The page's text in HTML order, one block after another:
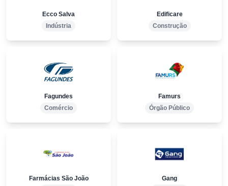
Ecco Salva
Indústria
Edificare
Construção
Fagundes
Comércio
Famurs
Órgão Público
Farmácias São João Gang